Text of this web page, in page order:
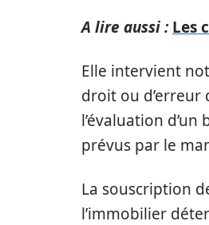
A lire aussi : Les
Elle intervient
droit ou d’erreur
l’évaluation
prévus par le
La souscription
l’immobilier